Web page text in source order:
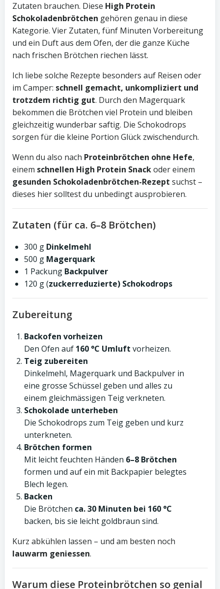
Zutaten brauchen. Diese High Protein
Schokoladenbrötchen gehören genau in diese
Kategorie. Vier Zutaten, fünf Minuten Vorbereitung
und ein Duft aus dem Ofen, der die ganze Küche
nach frischen Brötchen riechen lässt.
Ich liebe solche Rezepte besonders auf Reisen oder
im Camper: schnell gemacht, unkompliziert und
trotzdem richtig gut. Durch den Magerquark
bekommen die Brötchen viel Protein und bleiben
gleichzeitig wunderbar saftig. Die Schokodrops
sorgen für die kleine Portion Glück zwischendurch.
Wenn du also nach Proteinbrötchen ohne Hefe,
einem schnellen High Protein Snackoder einem
gesunden Schokoladenbrötchen-Rezept suchst –
dieses hier solltest du unbedingt ausprobieren.
Zutaten (für ca. 6–8 Brötchen)
300 g Dinkelmehl
500 g Magerquark
1 Packung Backpulver
120 g (zuckerreduzierte) Schokodrops
Zubereitung
Backofen vorheizen
Den Ofen auf 160 °C Umluft vorheizen.
Teig zubereiten
Dinkelmehl, Magerquark und Backpulver in
eine grosse Schüssel geben und alles zu
einem gleichmässigen Teig verkneten.
Schokolade unterheben
Die Schokodrops zum Teig geben und kurz
unterkneten.
Brötchen formen
Mit leicht feuchten Händen 6–8 Brötchen
formen und auf ein mit Backpapier belegtes
Blech legen.
Backen
Die Brötchen ca. 30 Minuten bei 160 °C
backen, bis sie leicht goldbraun sind.
Kurz abkühlen lassen – und am besten noch
lauwarm geniessen.
Warum diese Proteinbrötchen so genial